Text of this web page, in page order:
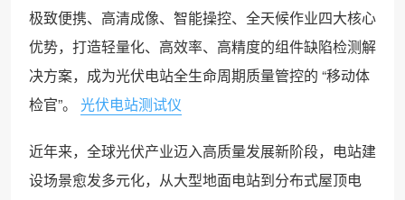
极致便携、高清成像、智能操控、全天候作业四大核心
优势，打造轻量化、高效率、高精度的组件缺陷检测解
决方案，成为光伏电站全生命周期质量管控的 “移动体
检官”。
光伏电站测试仪
近年来，全球光伏产业迈入高质量发展新阶段，电站建
设场景愈发多元化，从大型地面电站到分布式屋顶电